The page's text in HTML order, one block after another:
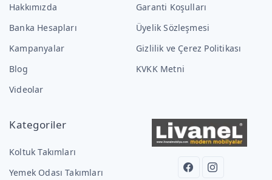
Hakkımızda
Banka Hesapları
Kampanyalar
Blog
Videolar
Garanti Koşulları
Üyelik Sözleşmesi
Gizlilik ve Çerez Politikası
KVKK Metni
Kategoriler
Koltuk Takımları
Yemek Odası Takımları